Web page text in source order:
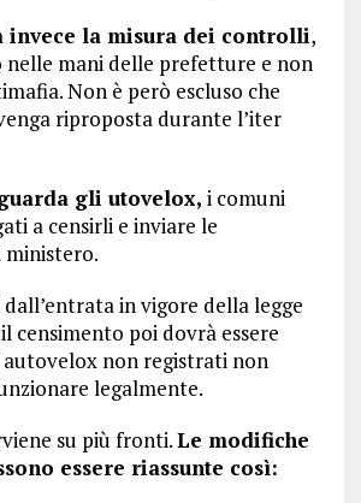
invece la misura dei controlli,
nelle mani delle prefetture e non
Non è però escluso che
riproposta durante l’iter
gli utovelox, i comuni
a censirli e inviare le
in vigore della legge
censimento poi dovrà essere
non registrati non
legalmente.
su più fronti.Le modifiche
essere riassunte così: